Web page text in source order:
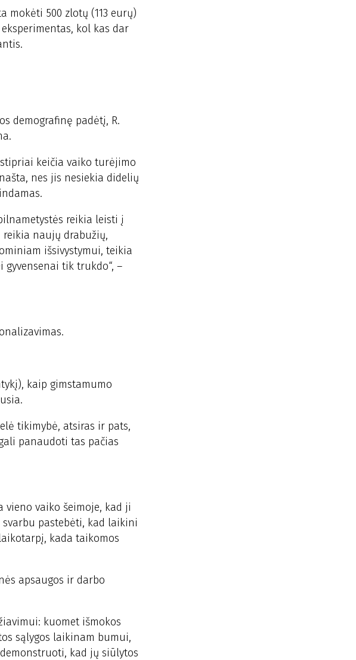
mokėti 500 zlotų (113 eurų)
kol kas dar
demografinę padėtį, R.
keičia vaiko turėjimo
nes jis nesiekia didelių
reikia leisti į
naujų drabužių,
išsivystymui, teikia
tik trukdo“, –
kaip gimstamumo
tikimybė, atsiras ir pats,
panaudoti tas pačias
vaiko šeimoje, kad ji
pastebėti, kad laikini
kada taikomos
apsaugos ir darbo
kuomet išmokos
sąlygos laikinam bumui,
kad jų siūlytos